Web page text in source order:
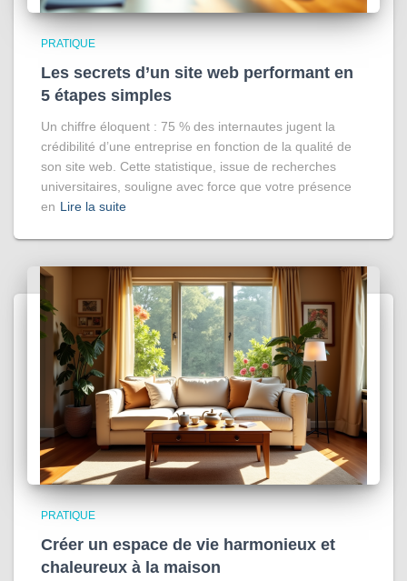
PRATIQUE
Les secrets d’un site web performant en
5 étapes simples
Un chiffre éloquent : 75 % des internautes jugent la
crédibilité d’une entreprise en fonction de la qualité de
son site web. Cette statistique, issue de recherches
universitaires, souligne avec force que votre présence
en Lire la suite
PRATIQUE
Créer un espace de vie harmonieux et
chaleureux à la maison